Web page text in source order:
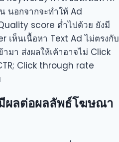
นอกจากจะทำให้ Ad
score ต่ำไปด้วย ยังมี
เห็นเนื้อหา Text Ad ไม่ตรงกับ
มา ส่งผลให้เค้าอาจไม่ Click
Click through rate
ผลต่อผลลัพธ์โฆษณา